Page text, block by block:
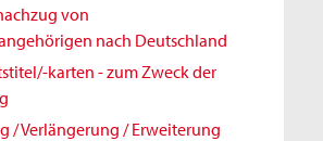
von
nach Deutschland
karten - zum Zweck der
/ Verlängerung / Erweiterung